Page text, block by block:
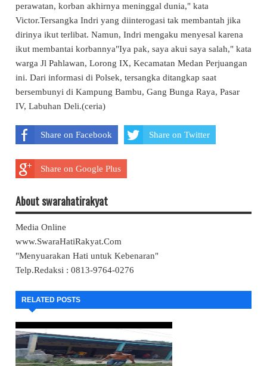
perawatan, korban akhirnya meninggal dunia," kata
Victor.Tersangka Indri yang diinterogasi tak membantah jika
dirinya ikut terlibat. Namun, Indri mengaku menyesal karena
ikut membantai korbannya"Iya pak, saya akui saya salah," kata
warga Jl Pahlawan, Lorong IX, Kecamatan Medan Perjuangan
ini. Dari informasi di Polsek, tersangka ditangkap saat
bersembunyi di Kampung Bambu, Gang Bunga Raya, Pasar
IV, Labuhan Deli.(ceria)
Share on Facebook Share on Twitter
Share on Google Plus
About swarahatirakyat
Media Online
www.SwaraHatiRakyat.Com
"Menyuarakan Hati untuk Kebenaran"
Telp.Redaksi : 0813-9764-0276
RELATED POSTS